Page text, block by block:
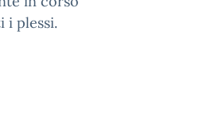
i plessi.